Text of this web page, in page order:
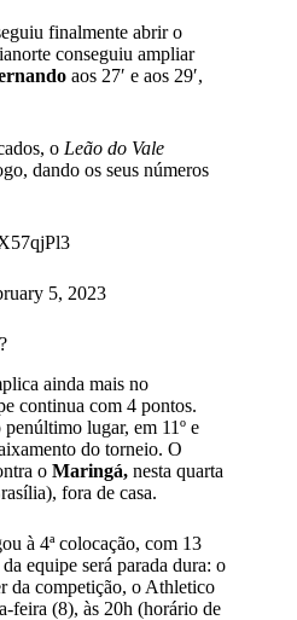
finalmente abrir o
conseguiu ampliar
aos 27′ e aos 29′,
o Leão do Vale
dando os seus números
5, 2023
ainda mais no
continua com 4 pontos.
lugar, em 11º e
do torneio. O
o Maringá, nesta quarta
fora de casa.
à 4ª colocação, com 13
equipe será parada dura: o
da competição, o Athletico
feira (8), às 20h (horário de